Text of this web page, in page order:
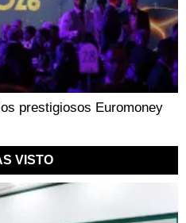
prestigiosos Euromoney
VISTO